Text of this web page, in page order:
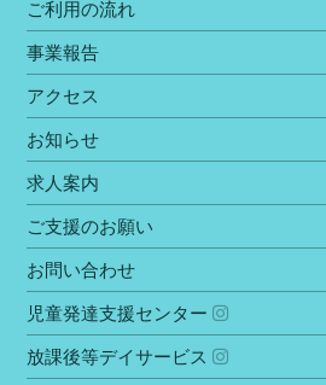
ご利⽤の流れ
事業報告
アクセス
お知らせ
求人案内
ご⽀援のお願い
お問い合わせ
児童発達⽀援センター
放課後等デイサービス